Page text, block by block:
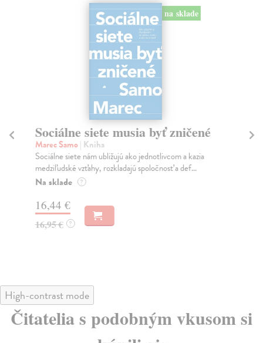
na sklade
Sociálne siete musia byť zničené
Marec Samo| Kniha
Sociálne siete nám ubližujú ako jednotlivcom a kazia
medziľudské vzťahy, rozkladajú spoločnosť a def...
Na sklade ?
16,44 €
16,95 € ?
High-contrast mode
Čitatelia s podobným vkusom si